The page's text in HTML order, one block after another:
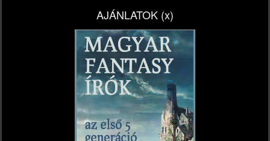
AJÁNLATOK (x)